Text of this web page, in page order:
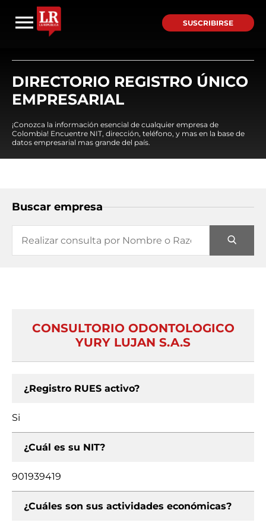
SUSCRIBIRSE
DIRECTORIO REGISTRO ÚNICO
EMPRESARIAL
¡Conozca la información esencial de cualquier empresa de
Colombia! Encuentre NIT, dirección, teléfono, y mas en la base de
datos empresarial mas grande del país.
Buscar empresa
CONSULTORIO ODONTOLOGICO
YURY LUJAN S.A.S
¿Registro RUES activo?
Si
¿Cuál es su NIT?
901939419
¿Cuáles son sus actividades económicas?